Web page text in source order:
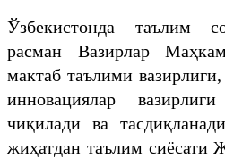
Ўзбекистонда таълим
расман Вазирлар
мактаб таълими
инновациялар
чиқилади ва
жиҳатдан таълим сиёсати